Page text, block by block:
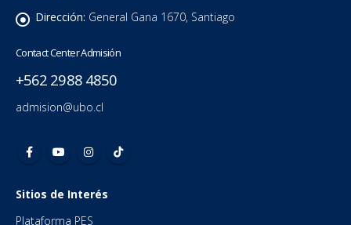
Dirección: General Gana 1670, Santiago
Contact Center Admisión
+562 2988 4850
admision@ubo.cl
Sitios de Interés
Plataforma PES